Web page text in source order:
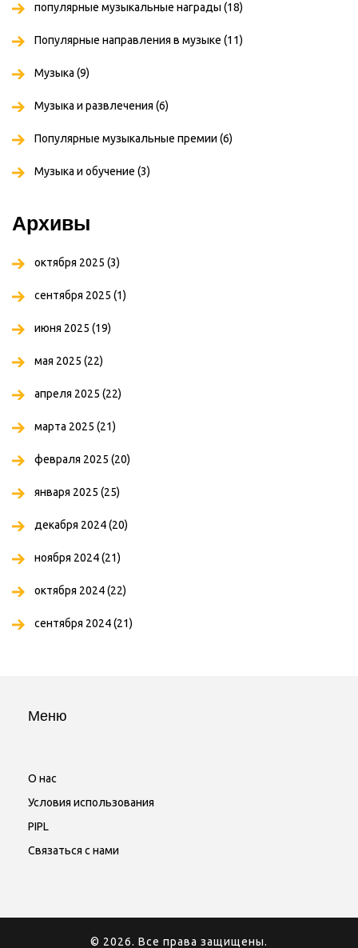
популярные музыкальные награды (18)
Популярные направления в музыке (11)
Музыка (9)
Музыка и развлечения (6)
Популярные музыкальные премии (6)
Музыка и обучение (3)
Архивы
октября 2025 (3)
сентября 2025 (1)
июня 2025 (19)
мая 2025 (22)
апреля 2025 (22)
марта 2025 (21)
февраля 2025 (20)
января 2025 (25)
декабря 2024(20)
ноября 2024(21)
октября 2024(22)
сентября 2024(21)
Меню
О нас
Условия использования
PIPL
Связаться с нами
© 2026. Все права защищены.